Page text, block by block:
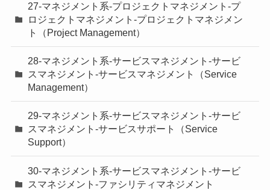
27-マネジメント系-プロジェクトマネジメント-プ
ロジェクトマネジメント-プロジェクトマネジメン
ト（Project Management）
28-マネジメント系-サービスマネジメント-サービ
スマネジメント-サービスマネジメント（Service
Management）
29-マネジメント系-サービスマネジメント-サービ
スマネジメント-サービスサポート（Service
Support）
30-マネジメント系-サービスマネジメント-サービ
スマネジメント-ファシリティマネジメント